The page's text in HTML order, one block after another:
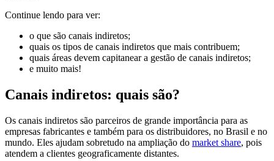
Continue lendo para ver:
o que são canais indiretos;
quais os tipos de canais indiretos que mais contribuem;
quais áreas devem capitanear a gestão de canais indiretos;
e muito mais!
Canais indiretos: quais são?
Os canais indiretos são parceiros de grande importância para as
empresas fabricantes e também para os distribuidores, no Brasil e no
mundo. Eles ajudam sobretudo na ampliação do market share, pois
atendem a clientes geograficamente distantes.